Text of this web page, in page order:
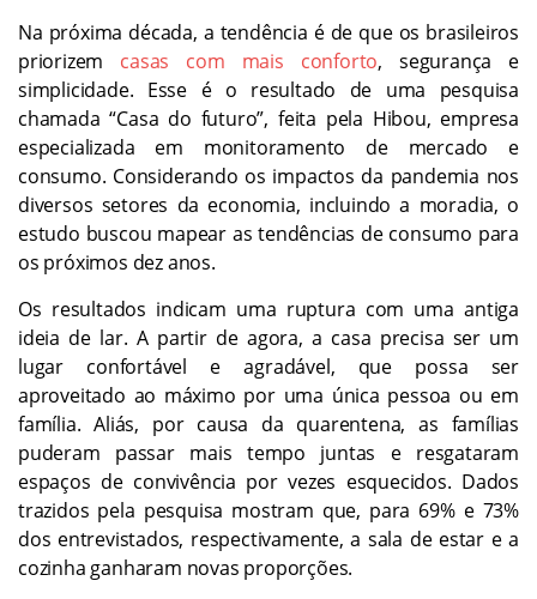
Na próxima década, a tendência é de que os brasileiros
priorizem casas com mais conforto, segurança e
simplicidade. Esse é o resultado de uma pesquisa
chamada “Casa do futuro”, feita pela Hibou, empresa
especializada em monitoramento de mercado e
consumo. Considerando os impactos da pandemia nos
diversos setores da economia, incluindo a moradia, o
estudo buscou mapear as tendências de consumo para
os próximos dez anos.
Os resultados indicam uma ruptura com uma antiga
ideia de lar. A partir de agora, a casa precisa ser um
lugar confortável e agradável, que possa ser
aproveitado ao máximo por uma única pessoa ou em
família. Aliás, por causa da quarentena, as famílias
puderam passar mais tempo juntas e resgataram
espaços de convivência por vezes esquecidos. Dados
trazidos pela pesquisa mostram que, para 69% e 73%
dos entrevistados, respectivamente, a sala de estar e a
cozinha ganharam novas proporções.